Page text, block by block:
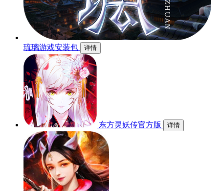
琉璃游戏安装包 详情
东方灵妖传官方版 详情